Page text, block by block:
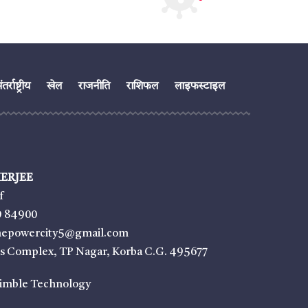
खेल राजनीति राशिफल लाइफस्टाइल
84900
Complex, TP Nagar, Korba C.G. 495677
Technology